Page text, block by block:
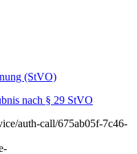
(StVO)
nach § 29 StVO
auth-call/675ab05f-7c46-